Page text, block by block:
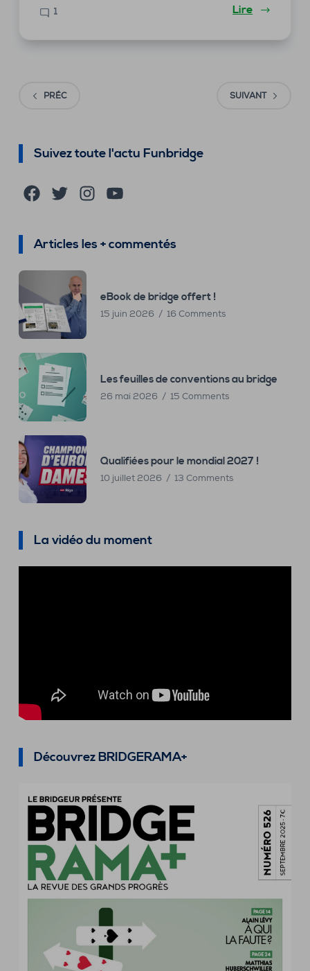
1 Lire
PRÉC SUIVANT
Suivez toute l'actu Funbridge
FacebookTwitterInstagramYouTube
Articles les + commentés
eBook de bridge offert !
15 juin 2026 16 Comments
Les feuilles de conventions au bridge
26 mai 2026 15 Comments
Qualifiées pour le mondial 2027 !
10 juillet 2026 13 Comments
La vidéo du moment
Découvrez BRIDGERAMA+